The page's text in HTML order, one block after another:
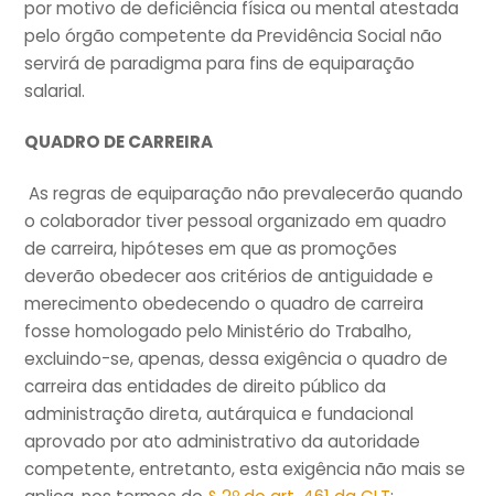
por motivo de deficiência física ou mental atestada
pelo órgão competente da Previdência Social não
servirá de paradigma para fins de equiparação
salarial.
QUADRO DE CARREIRA
As regras de equiparação não prevalecerão quando
o colaborador tiver pessoal organizado em quadro
de carreira, hipóteses em que as promoções
deverão obedecer aos critérios de antiguidade e
merecimento obedecendo o quadro de carreira
fosse homologado pelo Ministério do Trabalho,
excluindo-se, apenas, dessa exigência o quadro de
carreira das entidades de direito público da
administração direta, autárquica e fundacional
aprovado por ato administrativo da autoridade
competente, entretanto, esta exigência não mais se